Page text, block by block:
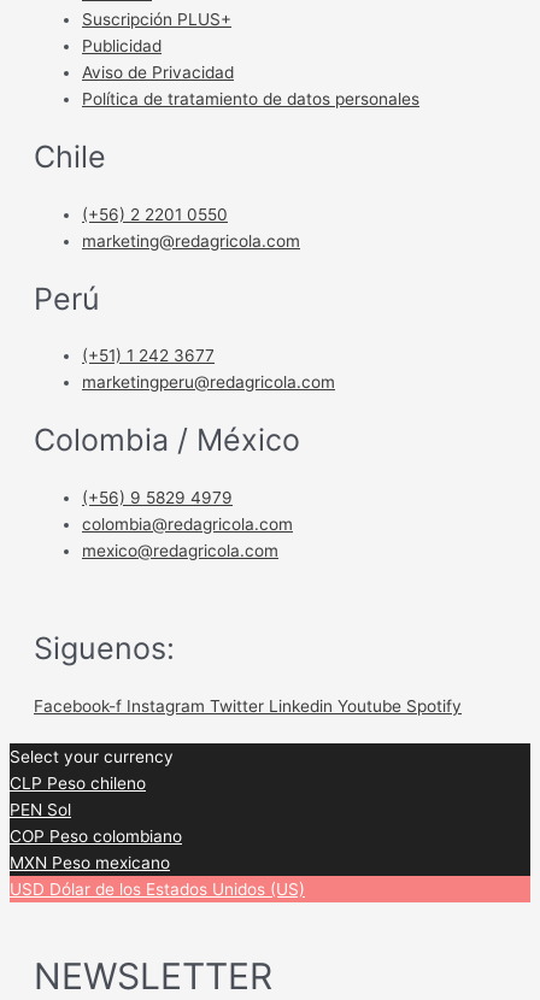
Suscripción PLUS+
Publicidad
Aviso de Privacidad
Política de tratamiento de datos personales
Chile
(+56) 2 2201 0550
marketing@redagricola.com
Perú
(+51) 1 242 3677
marketingperu@redagricola.com
Colombia / México
(+56) 9 5829 4979
colombia@redagricola.com
mexico@redagricola.com
Siguenos:
Facebook-f Instagram Twitter Linkedin Youtube Spotify
Select your currency
CLP Peso chileno
PEN Sol
COP Peso colombiano
MXN Peso mexicano
USD Dólar de los Estados Unidos (US)
NEWSLETTER